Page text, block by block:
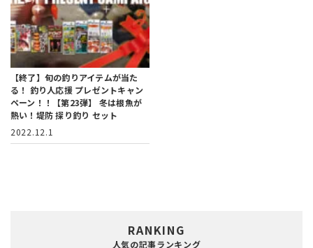
【終了】旬の釣りアイテムが当た
る！ 釣り人応援 プレゼントキャン
ペーン！！【第23弾】 冬は根魚が
熱い！堤防 探り釣り セット
2022.12.1
RANKING
人気の記事ランキング